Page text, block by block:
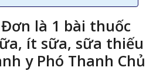
là 1 bài thuốc
ít sữa, sữa thiếu
y Phó Thanh Chủ